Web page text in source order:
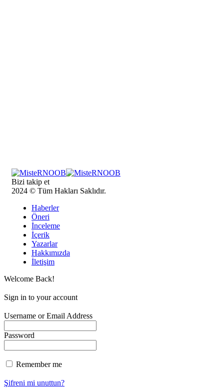
Bizi takip et
2024 © Tüm Hakları Saklıdır.
Haberler
Öneri
İnceleme
İçerik
Yazarlar
Hakkımızda
İletişim
Welcome Back!
Sign in to your account
Username or Email Address
Password
Remember me
Şifreni mi unuttun?